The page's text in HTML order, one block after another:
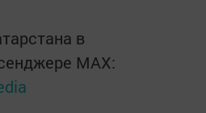
в
MАХ: